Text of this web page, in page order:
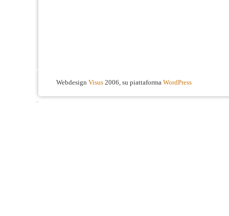
Webdesign Visus 2006, su piattaforma WordPress